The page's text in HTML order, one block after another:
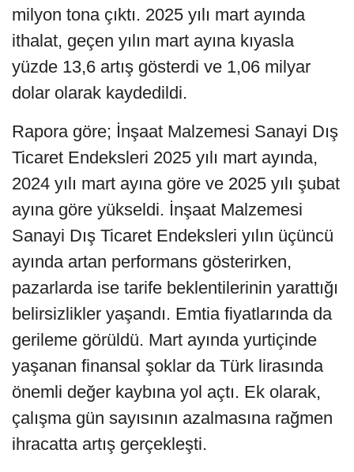
milyon tona çıktı. 2025 yılı mart ayında
ithalat, geçen yılın mart ayına kıyasla
yüzde 13,6 artış gösterdi ve 1,06 milyar
dolar olarak kaydedildi.
Rapora göre; İnşaat Malzemesi Sanayi Dış
Ticaret Endeksleri 2025 yılı mart ayında,
2024 yılı mart ayına göre ve 2025 yılı şubat
ayına göre yükseldi. İnşaat Malzemesi
Sanayi Dış Ticaret Endeksleri yılın üçüncü
ayında artan performans gösterirken,
pazarlarda ise tarife beklentilerinin yarattığı
belirsizlikler yaşandı. Emtia fiyatlarında da
gerileme görüldü. Mart ayında yurtiçinde
yaşanan finansal şoklar da Türk lirasında
önemli değer kaybına yol açtı. Ek olarak,
çalışma gün sayısının azalmasına rağmen
ihracatta artış gerçekleşti.